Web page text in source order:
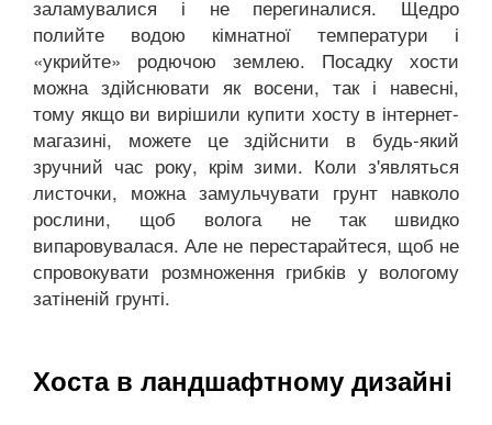
заламувалися і не перегиналися. Щедро
полийте водою кімнатної температури і
«укрийте» родючою землею. Посадку хости
можна здійснювати як восени, так і навесні,
тому якщо ви вирішили купити хосту в інтернет-
магазині, можете це здійснити в будь-який
зручний час року, крім зими. Коли з'являться
листочки, можна замульчувати грунт навколо
рослини, щоб волога не так швидко
випаровувалася. Але не перестарайтеся, щоб не
спровокувати розмноження грибків у вологому
затіненій грунті.
Хоста в ландшафтному дизайні